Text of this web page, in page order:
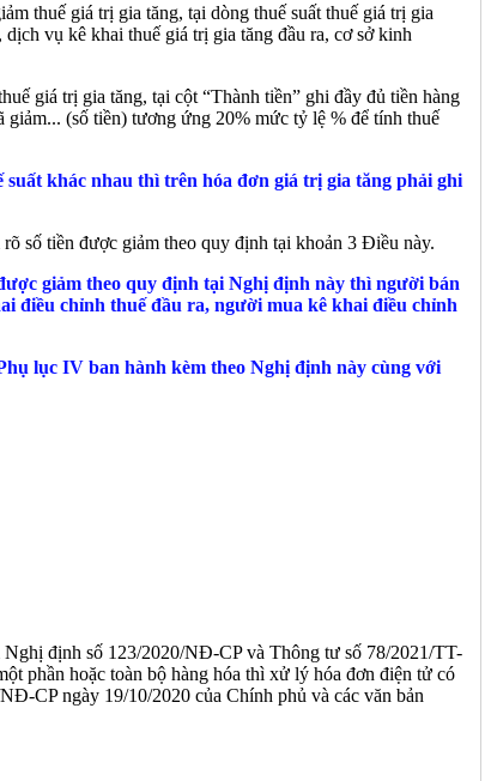
thuế giá trị gia tăng, tại dòng thuế suất thuế giá trị gia
vụ kê khai thuế giá trị gia tăng đầu ra, cơ sở kinh
giá trị gia tăng, tại cột “Thành tiền” ghi đầy đủ tiền hàng
(số tiền) tương ứng 20% mức tỷ lệ % để tính thuế
khác nhau thì trên hóa đơn giá trị gia tăng phải ghi
số tiền được giảm theo quy định tại khoản 3 Điều này.
giảm theo quy định tại Nghị định này thì người bán
điều chỉnh thuế đầu ra, người mua kê khai điều chỉnh
lục IV ban hành kèm theo Nghị định này cùng với
định số 123/2020/NĐ-CP và Thông tư số 78/2021/TT-
phần hoặc toàn bộ hàng hóa thì xử lý hóa đơn điện tử có
CP ngày 19/10/2020 của Chính phủ và các văn bản